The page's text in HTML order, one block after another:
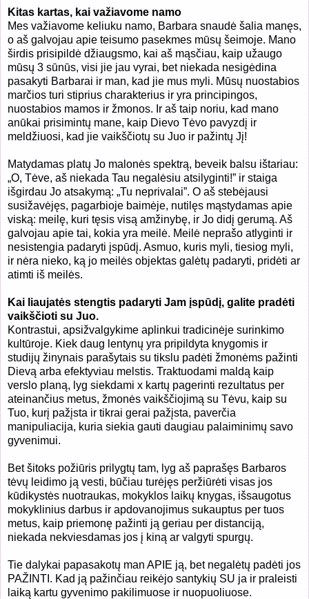
Kitas kartas, kai važiavome namo
Mes važiavome keliuku namo, Barbara snaudė šalia manęs,
o aš galvojau apie teisumo pasekmes mūsų šeimoje. Mano
širdis prisipildė džiaugsmo, kai aš mąsčiau, kaip užaugo
mūsų 3 sūnūs, visi jie jau vyrai, bet niekada nesigėdina
pasakyti Barbarai ir man, kad jie mus myli. Mūsų nuostabios
marčios turi stiprius charakterius ir yra principingos,
nuostabios mamos ir žmonos. Ir aš taip noriu, kad mano
anūkai prisimintų mane, kaip Dievo Tėvo pavyzdį ir
meldžiuosi, kad jie vaikščiotų su Juo ir pažintų Jį!
Matydamas platų Jo malonės spektrą, beveik balsu ištariau:
„O, Tėve, aš niekada Tau negalėsiu atsilyginti!” ir staiga
išgirdau Jo atsakymą: „Tu neprivalai”. O aš stebėjausi
susižavėjęs, pagarbioje baimėje, nutilęs mąstydamas apie
viską: meilę, kuri tęsis visą amžinybę, ir Jo didį gerumą. Aš
galvojau apie tai, kokia yra meilė. Meilė neprašo atlyginti ir
nesistengia padaryti įspūdį. Asmuo, kuris myli, tiesiog myli,
ir nėra nieko, ką jo meilės objektas galėtų padaryti, pridėti ar
atimti iš meilės.
Kai liaujatės stengtis padaryti Jam įspūdį, galite pradėti
vaikščioti su Juo.
Kontrastui, apsižvalgykime aplinkui tradicinėje surinkimo
kultūroje. Kiek daug lentynų yra pripildyta knygomis ir
studijų žinynais parašytais su tikslu padėti žmonėms pažinti
Dievą arba efektyviau melstis. Traktuodami maldą kaip
verslo planą, lyg siekdami x kartų pagerinti rezultatus per
ateinančius metus, žmonės vaikščiojimą su Tėvu, kaip su
Tuo, kurį pažįsta ir tikrai gerai pažįsta, paverčia
manipuliacija, kuria siekia gauti daugiau palaiminimų savo
gyvenimui.
Bet šitoks požiūris prilygtų tam, lyg aš paprašęs Barbaros
tėvų leidimo ją vesti, būčiau turėjęs peržiūrėti visas jos
kūdikystės nuotraukas, mokyklos laikų knygas, išsaugotus
mokyklinius darbus ir apdovanojimus sukauptus per tuos
metus, kaip priemonę pažinti ją geriau per distanciją,
niekada nekviesdamas jos į kiną ar valgyti spurgų.
Tie dalykai papasakotų man APIE ją, bet negalėtų padėti jos
PAŽINTI. Kad ją pažinčiau reikėjo santykių SU ja ir praleisti
laiką kartu gyvenimo pakilimuose ir nuopuoliuose.